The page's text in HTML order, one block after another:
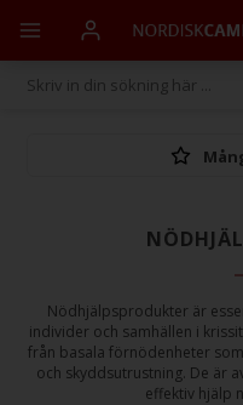
Nödhjälpsprodukter är
individer och samhällen i
från basala förnödenheter
och skyddsutrustning. De är
effektiv hjälp